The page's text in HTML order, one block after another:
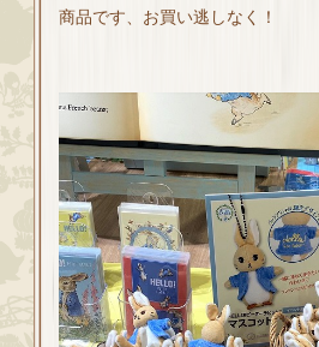
商品です、お買い逃しなく！